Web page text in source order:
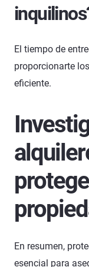
El tiempo de
proporcionarte
eficiente.
En resumen,
esencial para